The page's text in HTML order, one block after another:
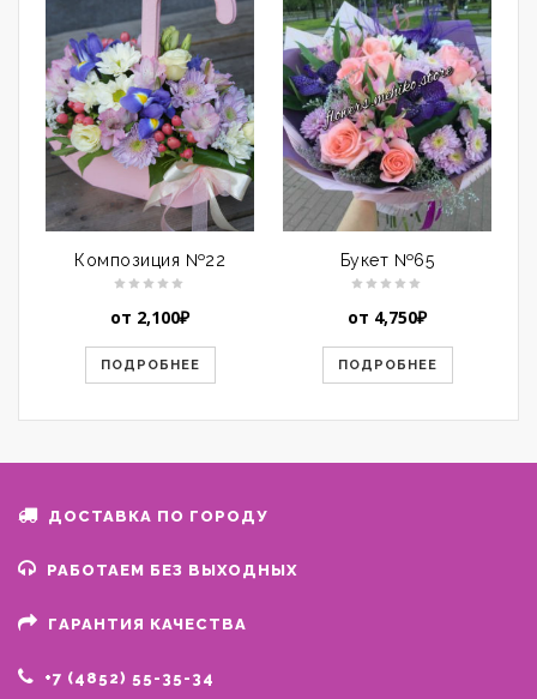
Композиция №22
от 2,100₽
ПОДРОБНЕЕ
Букет №65
от 4,750₽
ПОДРОБНЕЕ
ДОСТАВКА ПО ГОРОДУ
РАБОТАЕМ БЕЗ ВЫХОДНЫХ
ГАРАНТИЯ КАЧЕСТВА
+7 (4852) 55-35-34